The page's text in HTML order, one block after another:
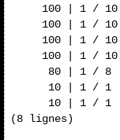
100 | 1 /
100 | 1 /
100 | 1 /
100 | 1 /
80 | 1 / 8
10 | 1 / 1
10 | 1 / 1
(8 lignes)